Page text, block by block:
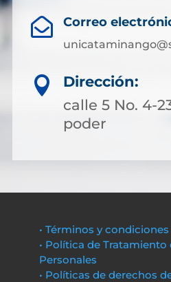
 Correo

Dirección:
calle 5 No. 4-
poder
• Términos y condiciones
• Política de Tratamiento
Personales
• Políticas de derechos